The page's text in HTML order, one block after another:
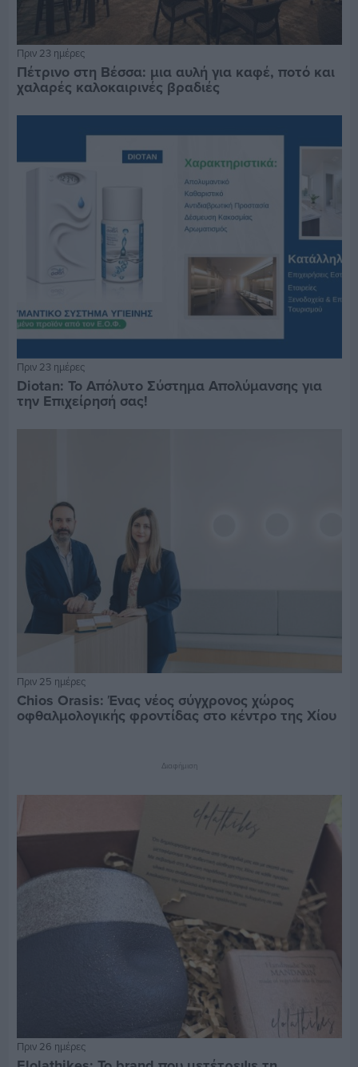
Πριν 23 ημέρες
Πέτρινο στη Βέσσα: μια αυλή για καφέ, ποτό και
χαλαρές καλοκαιρινές βραδιές
Πριν 23 ημέρες
Diotan: Το Απόλυτο Σύστημα Απολύμανσης για
την Επιχείρησή σας!
Πριν 25 ημέρες
Chios Orasis: Ένας νέος σύγχρονος χώρος
οφθαλμολογικής φροντίδας στο κέντρο της Χίου
Διαφήμιση
Πριν 26 ημέρες